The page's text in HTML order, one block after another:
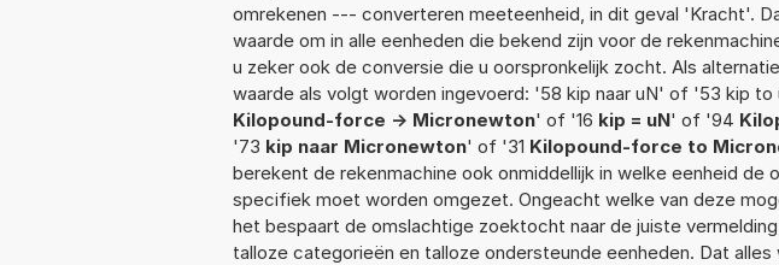
omrekenen --- converteren meeteenheid, in dit geval 'Kracht'.
waarde om in alle eenheden die bekend zijn voor de
u zeker ook de conversie die u oorspronkelijk zocht. Als
waarde als volgt worden ingevoerd: '58 kip naar uN' of '53 kip
Kilopound-force -> Micronewton' of '16 kip = uN' of '94
'73 kip naar Micronewton' of '31 Kilopound-force to
berekent de rekenmachine ook onmiddellijk in welke eenheid de
specifiek moet worden omgezet. Ongeacht welke van deze
het bespaart de omslachtige zoektocht naar de juiste
talloze categorieën en talloze ondersteunde eenheden. Dat